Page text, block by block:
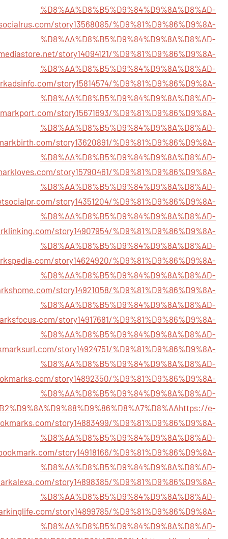
%D8%AA%D8%B5%D9%84%D9%8A%D8%AD-
story13568085/%D9%81%D9%86%D9%8A-
%D8%AA%D8%B5%D9%84%D9%8A%D8%AD-
story14094121/%D9%81%D9%86%D9%8A-
%D8%AA%D8%B5%D9%84%D9%8A%D8%AD-
story15814574/%D9%81%D9%86%D9%8A-
%D8%AA%D8%B5%D9%84%D9%8A%D8%AD-
story15671693/%D9%81%D9%86%D9%8A-
%D8%AA%D8%B5%D9%84%D9%8A%D8%AD-
story13620891/%D9%81%D9%86%D9%8A-
%D8%AA%D8%B5%D9%84%D9%8A%D8%AD-
story15790461/%D9%81%D9%86%D9%8A-
%D8%AA%D8%B5%D9%84%D9%8A%D8%AD-
story14351204/%D9%81%D9%86%D9%8A-
%D8%AA%D8%B5%D9%84%D9%8A%D8%AD-
story14907954/%D9%81%D9%86%D9%8A-
%D8%AA%D8%B5%D9%84%D9%8A%D8%AD-
story14624920/%D9%81%D9%86%D9%8A-
%D8%AA%D8%B5%D9%84%D9%8A%D8%AD-
story14921058/%D9%81%D9%86%D9%8A-
%D8%AA%D8%B5%D9%84%D9%8A%D8%AD-
story14917681/%D9%81%D9%86%D9%8A-
%D8%AA%D8%B5%D9%84%D9%8A%D8%AD-
story14924751/%D9%81%D9%86%D9%8A-
%D8%AA%D8%B5%D9%84%D9%8A%D8%AD-
story14892350/%D9%81%D9%86%D9%8A-
%D8%AA%D8%B5%D9%84%D9%8A%D8%AD-
https://e-
story14883499/%D9%81%D9%86%D9%8A-
%D8%AA%D8%B5%D9%84%D9%8A%D8%AD-
story14918166/%D9%81%D9%86%D9%8A-
%D8%AA%D8%B5%D9%84%D9%8A%D8%AD-
story14898385/%D9%81%D9%86%D9%8A-
%D8%AA%D8%B5%D9%84%D9%8A%D8%AD-
story14899785/%D9%81%D9%86%D9%8A-
%D8%AA%D8%B5%D9%84%D9%8A%D8%AD-